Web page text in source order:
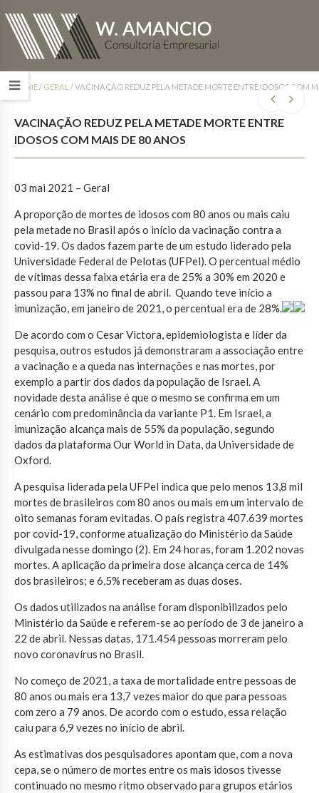
HOME/ GERAL /VACINAÇÃO REDUZ PELA METADE MORTE ENTRE IDOSOS COM
VACINAÇÃO REDUZ PELA METADE MORTE ENTRE
IDOSOS COM MAIS DE 80 ANOS
03 mai 2021 – Geral
A proporção de mortes de idosos com 80 anos ou mais caiu
pela metade no Brasil após o início da vacinação contra a
covid-19. Os dados fazem parte de um estudo liderado pela
Universidade Federal de Pelotas (UFPel). O percentual médio
de vítimas dessa faixa etária era de 25% a 30% em 2020 e
passou para 13% no final de abril. Quando teve início a
imunização, em janeiro de 2021, o percentual era de 28%.
De acordo com o Cesar Victora, epidemiologista e líder da
pesquisa, outros estudos já demonstraram a associação entre
a vacinação e a queda nas internações e nas mortes, por
exemplo a partir dos dados da população de Israel. A
novidade desta análise é que o mesmo se confirma em um
cenário com predominância da variante P1. Em Israel, a
imunização alcança mais de 55% da população, segundo
dados da plataforma Our World in Data, da Universidade de
Oxford.
A pesquisa liderada pela UFPel indica que pelo menos 13,8 mil
mortes de brasileiros com 80 anos ou mais em um intervalo de
oito semanas foram evitadas. O país registra 407.639 mortes
por covid-19, conforme atualização do Ministério da Saúde
divulgada nesse domingo (2). Em 24 horas, foram 1.202 novas
mortes. A aplicação da primeira dose alcança cerca de 14%
dos brasileiros; e 6,5% receberam as duas doses.
Os dados utilizados na análise foram disponibilizados pelo
Ministério da Saúde e referem-se ao período de 3 de janeiro a
22 de abril. Nessas datas, 171.454 pessoas morreram pelo
novo coronavírus no Brasil.
No começo de 2021, a taxa de mortalidade entre pessoas de
80 anos ou mais era 13,7 vezes maior do que para pessoas
com zero a 79 anos. De acordo com o estudo, essa relação
caiu para 6,9 vezes no início de abril.
As estimativas dos pesquisadores apontam que, com a nova
cepa, se o número de mortes entre os mais idosos tivesse
continuado no mesmo ritmo observado para grupos etários